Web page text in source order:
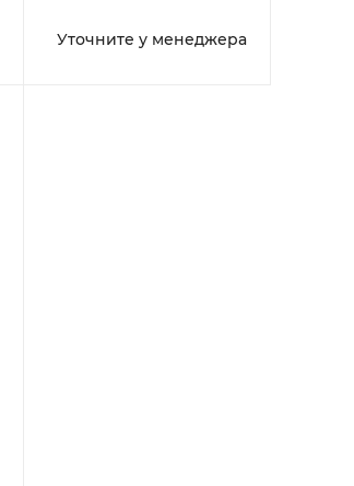
Уточните у менеджера